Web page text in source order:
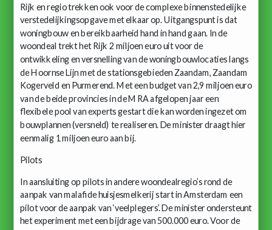
Rijk en regio trekken ook voor de complexe binnenstedelijke
verstedelijkingsopgave met elkaar op. Uitgangspunt is dat
woningbouw en bereikbaarheid hand in hand gaan. In de
woondeal trekt het Rijk 2 miljoen euro uit voor de
ontwikkeling en versnelling van de woningbouwlocaties langs
de Hoornse Lijn met de stationsgebieden Zaandam, Zaandam
Kogerveld en Purmerend. Met een budget van 2,9 miljoen euro
van de beide provincies in de MRA afgelopen jaar een
flexibele pool van experts gestart die kan worden ingezet om
bouwplannen (versneld) te realiseren. De minister draagt hier
eenmalig 1 miljoen euro aan bij.
Pilots
In aansluiting op pilots in andere woondealregio’s rond de
aanpak van malafide huisjesmelkerij start in Amsterdam een
pilot voor de aanpak van ‘veelplegers’. De minister ondersteunt
het experiment met een bijdrage van 500.000 euro. Voor de